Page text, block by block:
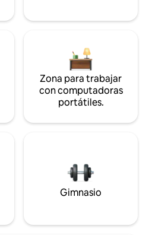
Zona para trabajar
con computadoras
portátiles.
Gimnasio